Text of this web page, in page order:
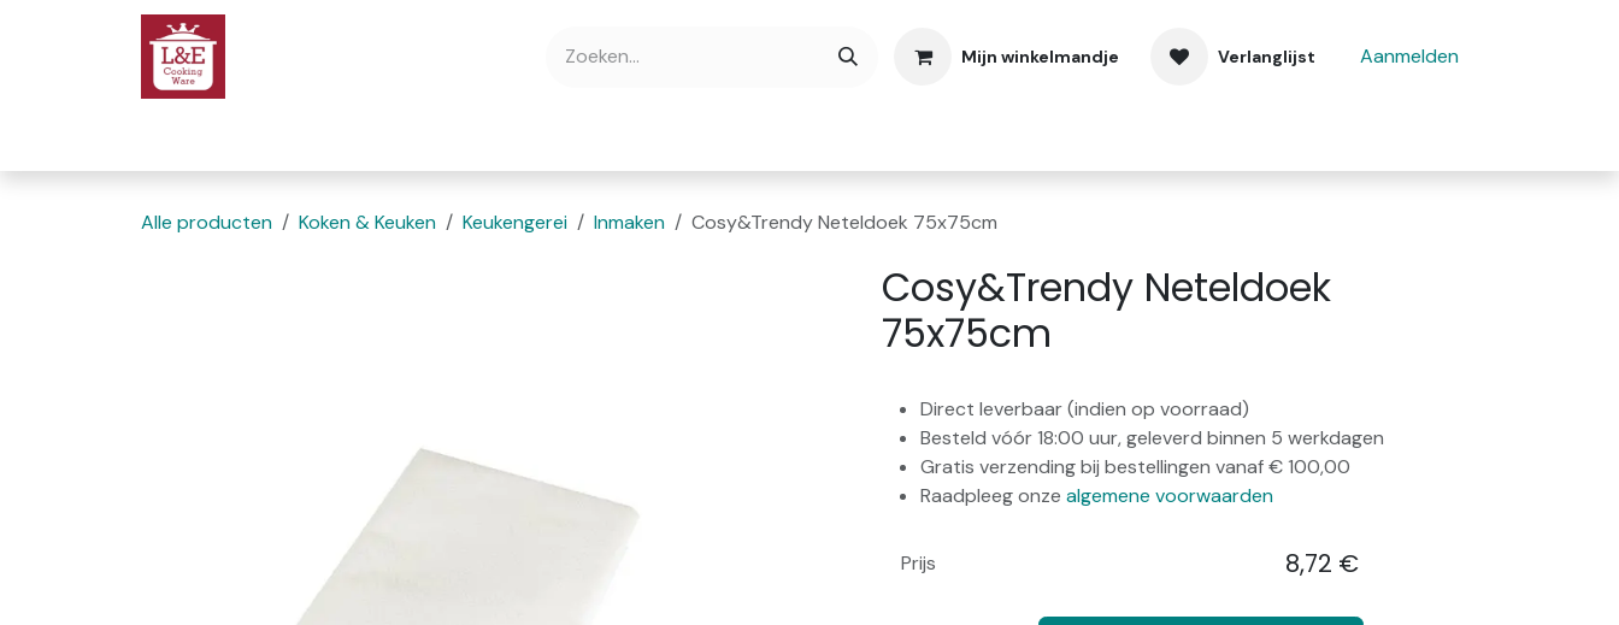
Overslaan naar inhoud
Mijn winkelmandje Verlanglijst Aanmelden
Alle producten Koken & Keuken Keukengerei Inmaken Cosy&Trendy Neteldoek 75x75cm
Cosy&Trendy Neteldoek
75x75cm
Direct leverbaar (indien op voorraad)
Besteld vóór 18:00 uur, geleverd binnen 5 werkdagen
Gratis verzending bij bestellingen vanaf € 100,00
Raadpleeg onze algemene voorwaarden
Prijs 8,72 €